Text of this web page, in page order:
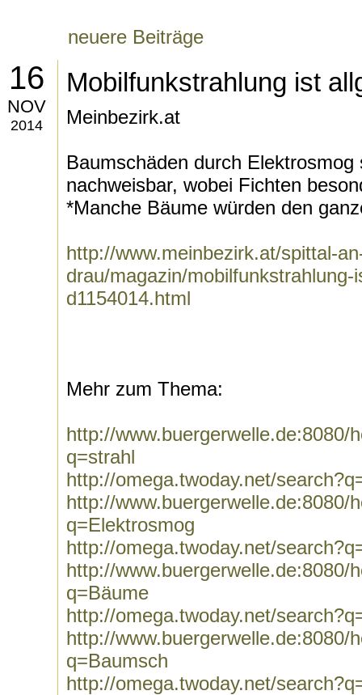
neuere Beiträge
16
NOV
2014
Mobilfunkstrahlung ist
Meinbezirk.at
Baumschäden durch Elektrosmog
nachweisbar, wobei Fichten
*Manche Bäume würden den
http://www.meinbezirk.at/spittal-
drau/magazin/mobilfunkstrahlung-
d1154014.html
Mehr zum Thema:
http://www.buergerwelle.de:8080/
q=strahl
http://omega.twoday.net/
http://www.buergerwelle.de:8080/
q=Elektrosmog
http://omega.twoday.net/
http://www.buergerwelle.de:8080/
q=Bäume
http://omega.twoday.net/
http://www.buergerwelle.de:8080/
q=Baumsch
http://omega.twoday.net/